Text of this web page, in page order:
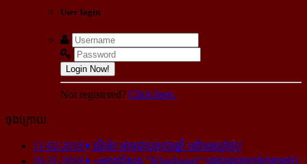
User login
Login Now!
Not registered? Click here.
ចុងក្រោយ
11-02-2018
ណីម៉ា អាច​ជាប់​គុក​៦ឆ្នាំ នៅ​អេស្ប៉ាញ!
10-31-2018
«អ្នក​កាសែត "Khashoggi" ត្រូវ​បាន​ច្របាច់ក​សម្លាប់​